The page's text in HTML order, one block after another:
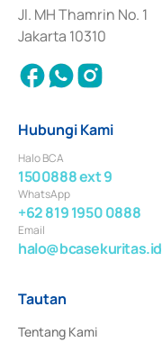
Jl. MH Thamrin No. 1
Jakarta 10310
Hubungi Kami
Halo BCA
1500888 ext 9
WhatsApp
+62 819 1950 0888
Email
halo@bcasekuritas.id
Tautan
Tentang Kami